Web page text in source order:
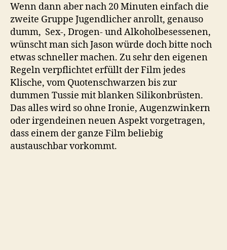
Wenn dann aber nach 20 Minuten einfach die
zweite Gruppe Jugendlicher anrollt, genauso
dumm, Sex-, Drogen- und Alkoholbesessenen,
wünscht man sich Jason würde doch bitte noch
etwas schneller machen. Zu sehr den eigenen
Regeln verpflichtet erfüllt der Film jedes
Klische, vom Quotenschwarzen bis zur
dummen Tussie mit blanken Silikonbrüsten.
Das alles wird so ohne Ironie, Augenzwinkern
oder irgendeinen neuen Aspekt vorgetragen,
dass einem der ganze Film beliebig
austauschbar vorkommt.